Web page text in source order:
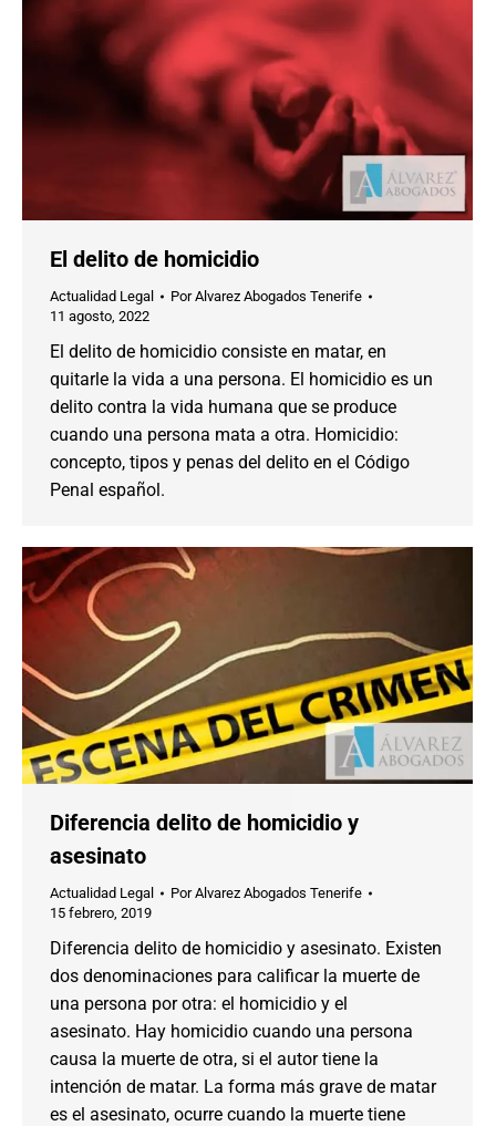
El delito de homicidio
Actualidad Legal PorAlvarez Abogados Tenerife
11 agosto, 2022
El delito de homicidio consiste en matar, en
quitarle la vida a una persona. El homicidio es un
delito contra la vida humana que se produce
cuando una persona mata a otra. Homicidio:
concepto, tipos y penas del delito en el Código
Penal español.
Diferencia delito de homicidio y
asesinato
Actualidad Legal PorAlvarez Abogados Tenerife
15 febrero, 2019
Diferencia delito de homicidio y asesinato. Existen
dos denominaciones para calificar la muerte de
una persona por otra: el homicidio y el
asesinato. Hay homicidio cuando una persona
causa la muerte de otra, si el autor tiene la
intención de matar. La forma más grave de matar
es el asesinato, ocurre cuando la muerte tiene